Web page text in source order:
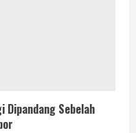
Dipandang Sebelah